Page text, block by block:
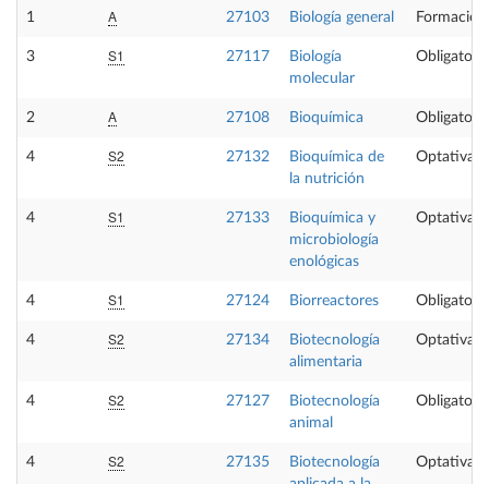
1 A 27103 Biología general
3 S1 27117
Biología
molecular
Obligatoria
2 A 27108 Bioquímica Obligatoria
4 S2 27132
Bioquímica de
la nutrición
Optativa
4 S1 27133
Bioquímica y
microbiología
enológicas
Optativa
4 S1 27124 Biorreactores Obligatoria
4 S2 27134
Biotecnología
alimentaria
Optativa
4 S2 27127
Biotecnología
animal
Obligatoria
4 S2 27135
Biotecnología
Optativa